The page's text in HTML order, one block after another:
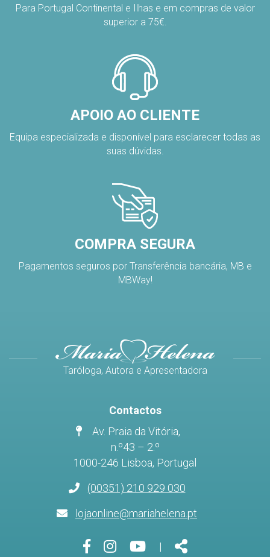
Para Portugal Continental e Ilhas e em compras de valor
superior a 75€.
APOIO AO CLIENTE
Equipa especializada e disponível para esclarecer todas as
suas dúvidas.
COMPRA SEGURA
Pagamentos seguros por Transferência bancária, MB e
MBWay!
Taróloga, Autora e Apresentadora
Contactos
Av. Praia da Vitória,
n.º43 – 2.º
1000-246 Lisboa, Portugal
(00351) 210 929 030
lojaonline@mariahelena.pt
PáginaPáginaPágina
| Share